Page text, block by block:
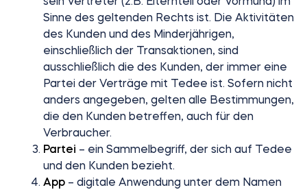
Zylinder
Adapter
Sinne des geltenden Rechts ist. Die Aktivitäten
des Kunden und des Minderjährigen,
einschließlich der Transaktionen, sind
ausschließlich die des Kunden, der immer eine
Partei der Verträge mit Tedee ist. Sofern nicht
anders angegeben, gelten alle Bestimmungen,
die den Kunden betreffen, auch für den
Verbraucher.
Partei – ein Sammelbegriff, der sich auf Tedee
und den Kunden bezieht.
App – digitale Anwendung unter dem Namen